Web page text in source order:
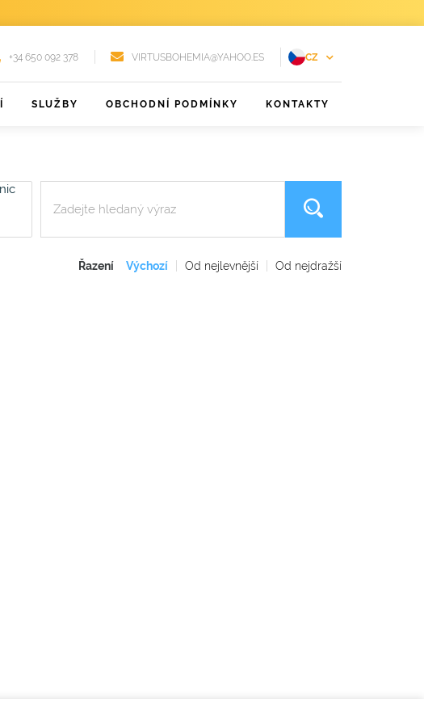
+34 650 092 378 VIRTUSBOHEMIA@YAHOO.ES CZ
RU
SLUŽBY OBCHODNÍ PODMÍNKY KONTAKTY
Řazení Výchozí Od nejlevnější Od nejdražší